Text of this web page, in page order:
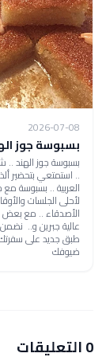
2026-07-08
بسبوسة جوز
بسبوسة جوز الهند ..
.. استمتعي بتحضير ألذ
العربية .. بسبوسة مع
لأحلى الجلسات
الأصدقاء .. مع بعض
عالية جبرين و..
طبق جديد على
ضيوفك
0 التعليقات